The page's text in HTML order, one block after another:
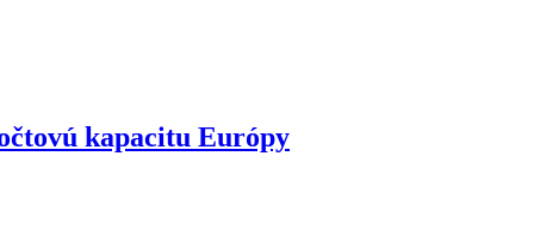
kapacitu Európy